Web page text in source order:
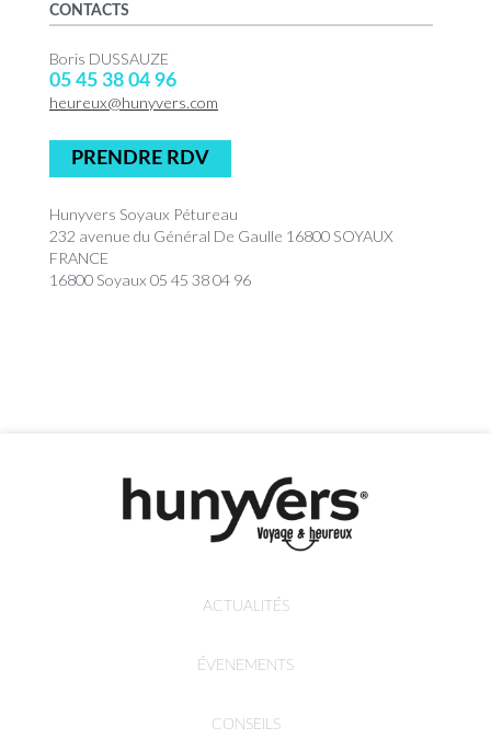
CONTACTS
Boris DUSSAUZE
05 45 38 04 96
heureux@hunyvers.com
PRENDRE RDV
Hunyvers Soyaux Pétureau
232 avenue du Général De Gaulle 16800 SOYAUX
FRANCE
16800 Soyaux 05 45 38 04 96
ACTUALITÉS
ÉVENEMENTS
CONSEILS